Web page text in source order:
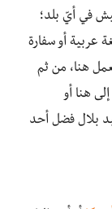
في أيّ بلد؛
عربية أو سفارة
هنا، من ثم
هنا أو
بلال فضل أحد